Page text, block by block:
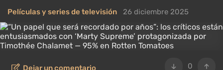
Películas y series de televisión 26 diciembre 2025
0
Dejar un comentario